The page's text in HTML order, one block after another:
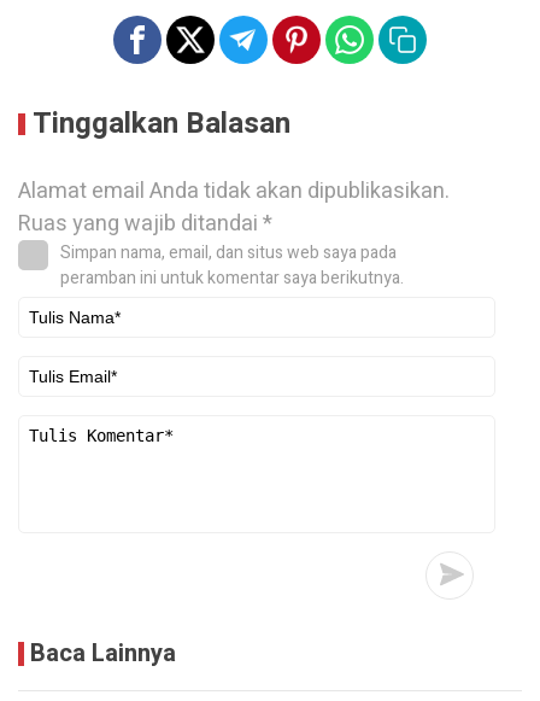
Tinggalkan Balasan
Alamat email Anda tidak akan dipublikasikan.
Ruas yang wajib ditandai*
Simpan nama, email, dan situs web saya pada
peramban ini untuk komentar saya berikutnya.
Baca Lainnya